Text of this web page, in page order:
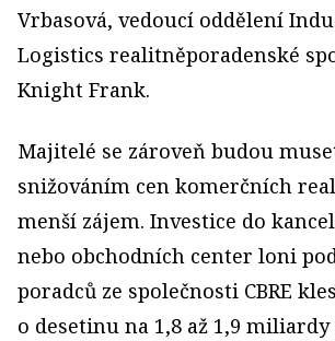
Vrbasová, vedoucí oddělení
Logistics realitněporadenské
Knight Frank.
Majitelé se zároveň budou
sni­žováním cen komerčních
menší zájem. Investice do
nebo obchodních center loni
poradců ze společnosti CBRE
o desetinu na 1,8 až 1,9 miliardy